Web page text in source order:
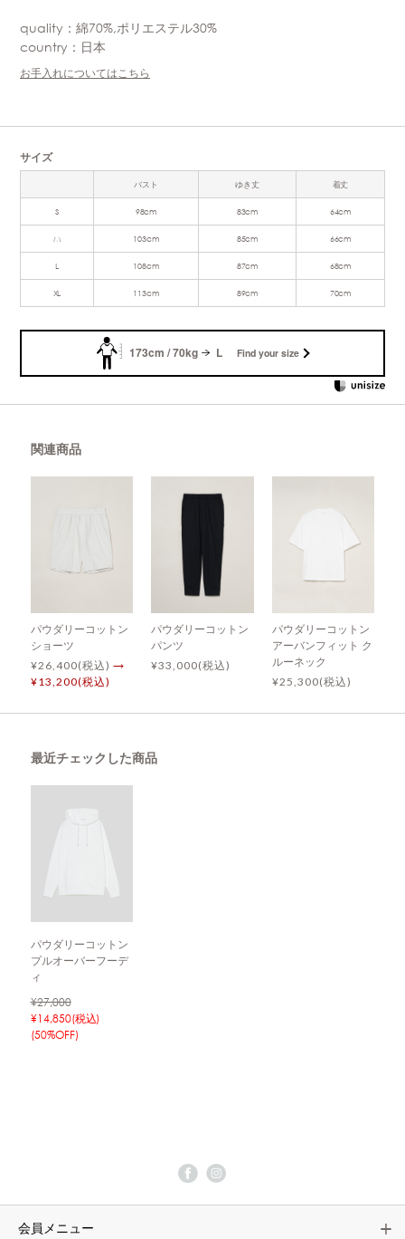
quality：綿70%,ポリエステル30%
country：日本
お手入れについてはこちら
サイズ
バスト ゆき丈 着丈
S 98cm 83cm 64cm
M 103cm 85cm 66cm
L 108cm 87cm 68cm
XL 113cm 89cm 70cm
173cm / 70kg L Find your size
関連商品
パウダリーコットン
ショーツ
¥26,400(税込) →
¥13,200(税込)
パウダリーコットン
パンツ
¥33,000(税込)
パウダリーコットン
アーバンフィット ク
ルーネック
¥25,300(税込)
最近チェックした商品
パウダリーコットン
プルオーバーフーデ
ィ
¥27,000
¥14,850(税込)
(50%OFF)
会員メニュー